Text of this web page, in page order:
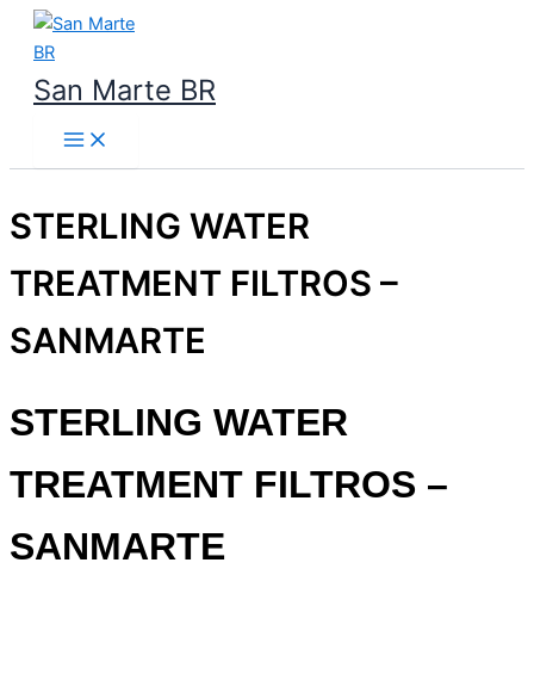
para
conteúdo
San Marte BR
STERLING WATER
TREATMENT FILTROS –
SANMARTE
STERLING WATER
TREATMENT FILTROS –
SANMARTE